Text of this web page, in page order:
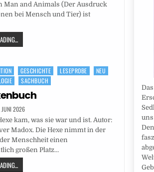
Man and Animals (Der Ausdruck
bei Mensch und Tier) ist
GESCHICHTE LESEPROBE
NEU
SACHBUCH
JUNI 2026
kam, was sie war und ist. Autor:
Madox. Die Hexe nimmt in der
Menschheit einen
großen Platz…